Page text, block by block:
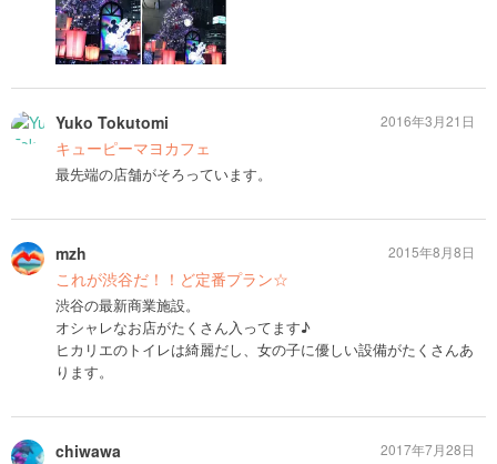
Yuko Tokutomi
キューピーマヨカフェ
最先端の店舗がそろっています。
2016年3月21日
mzh
これが渋谷だ！！ど定番プラン☆
渋谷の最新商業施設。
オシャレなお店がたくさん入ってます♪
ヒカリエのトイレは綺麗だし、女の子に優しい設備がたくさんあ
ります。
2015年8月8日
chiwawa 2017年7月28日